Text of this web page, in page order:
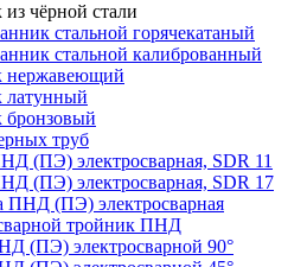
чёрной стали
стальной горячекатаный
стальной калиброванный
нержавеющий
латунный
труб
(ПЭ) электросварная, SDR 11
(ПЭ) электросварная, SDR 17
ПНД (ПЭ) электросварная
тройник ПНД
(ПЭ) электросварной 90°